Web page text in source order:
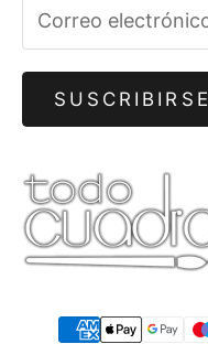
SUSCRIBIRSE